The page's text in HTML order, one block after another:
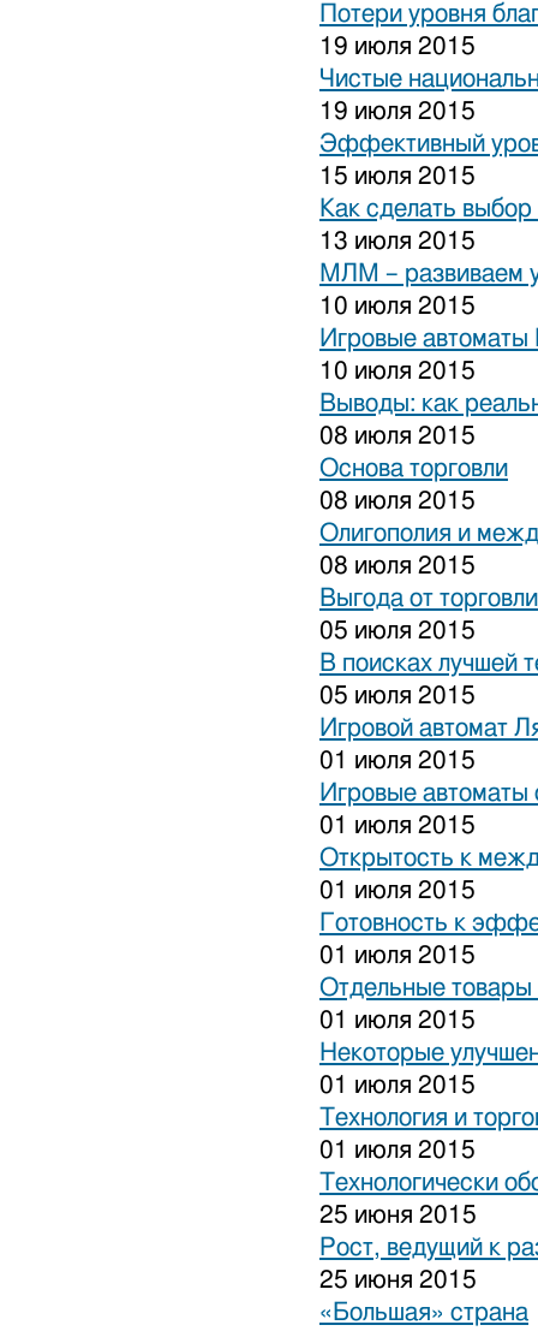
Потери уровня
19 июля 2015
Чистые
19 июля 2015
Эффективный
15 июля 2015
Как сделать
13 июля 2015
МЛМ – развиваем
10 июля 2015
Игровые
10 июля 2015
Выводы: как
08 июля 2015
Основа торговли
08 июля 2015
Олигополия и
08 июля 2015
Выгода от
05 июля 2015
В поисках лучшей
05 июля 2015
Игровой автомат
01 июля 2015
Игровые автоматы
01 июля 2015
Открытость к
01 июля 2015
Готовность к
01 июля 2015
Отдельные товары
01 июля 2015
Некоторые
01 июля 2015
Технология и
01 июля 2015
Технологически
25 июня 2015
Рост, ведущий к
25 июня 2015
«Большая» страна